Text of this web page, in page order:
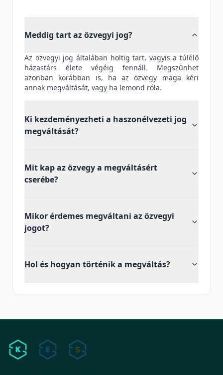
Meddig tart az özvegyi jog?
Az özvegyi jog általában holtig tart, vagyis a túlélő
házastárs élete végéig fennáll. Megszűnhet
azonban korábban is, ha az özvegy maga kéri
annak megváltását, vagy ha lemond róla.
Ki kezdeményezheti a haszonélvezeti jog
megváltását?
Mit kap az özvegy a megváltásért
cserébe?
Mikor érdemes megváltani az özvegyi
jogot?
Hol és hogyan történik a megváltás?